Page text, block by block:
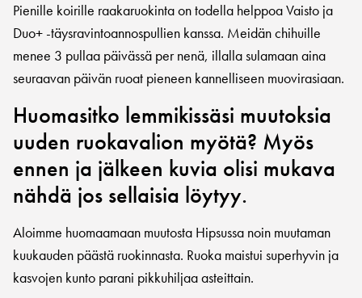
Pienille koirille raakaruokinta on todella helppoa Vaisto ja
Duo+ -täysravintoannospullien kanssa. Meidän chihuille
menee 3 pullaa päivässä per nenä, illalla sulamaan aina
seuraavan päivän ruoat pieneen kannelliseen muovirasiaan.
Huomasitko lemmikissäsi muutoksia
uuden ruokavalion myötä? Myös
ennen ja jälkeen kuvia olisi mukava
nähdä jos sellaisia löytyy.
Aloimme huomaamaan muutosta Hipsussa noin muutaman
kuukauden päästä ruokinnasta. Ruoka maistui superhyvin ja
kasvojen kunto parani pikkuhiljaa asteittain.